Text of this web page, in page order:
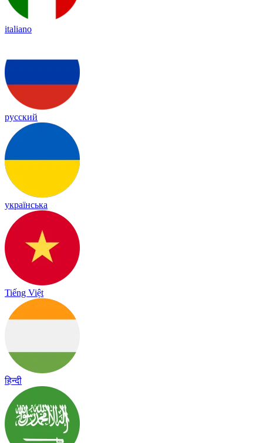
italiano
русский
українська
Tiếng Việt
हिन्दी